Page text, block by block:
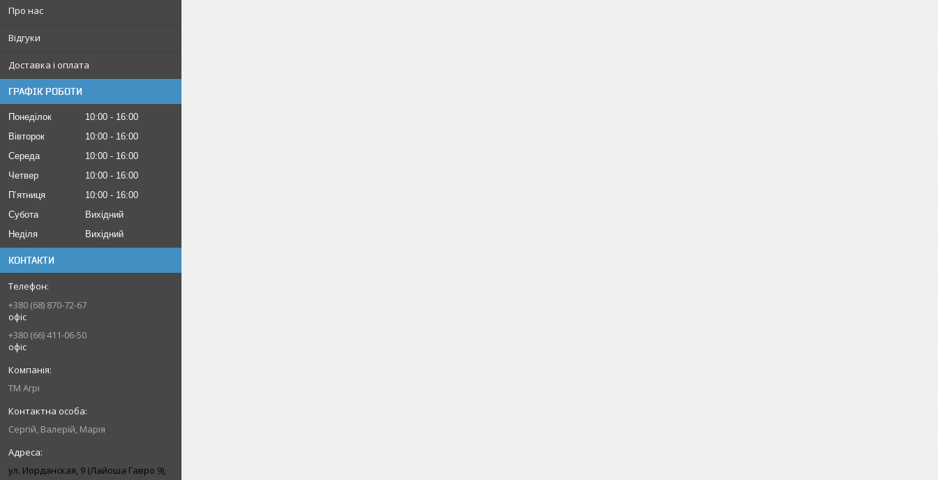
Про нас
Відгуки
Доставка і оплата
ГРАФІК РОБОТИ
Понеділок 10:00
16:00
Вівторок
10:00
16:00
Середа
10:00
16:00
Четвер
10:00
16:00
Пʼятниця
10:00
16:00
Субота
Вихідний
Неділя
Вихідний
КОНТАКТИ
+380 (68) 870-72-67
офіс
+380 (66) 411-06-50
офіс
ТМ Агрі
Сергій, Валерій, Марія
ул. Иорданская, 9 (Лайоша Гавро 9),